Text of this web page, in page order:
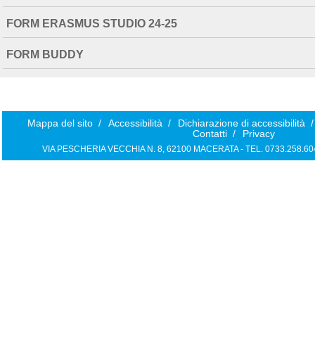
FORM ERASMUS STUDIO 24-25
FORM BUDDY
Mappa del sito / Accessibilità / Dichiarazione di accessibilità /
Contatti / Privacy
VIA PESCHERIA VECCHIA N. 8, 62100 MACERATA - TEL.